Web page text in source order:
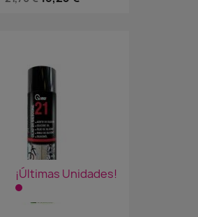
¡Últimas Unidades!